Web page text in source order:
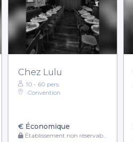
Chez Lulu
10 - 60 pers.
Convention
€Économique
Établissement non réservable